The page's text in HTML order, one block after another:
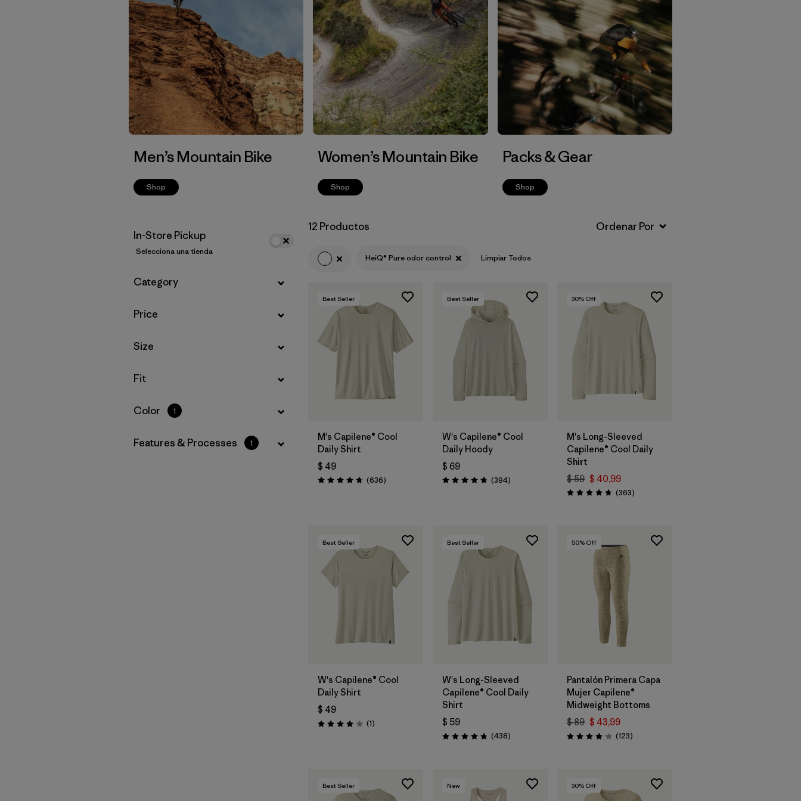
Men’s Mountain Bike
Shop
Women’s Mountain Bike
Shop
Packs & Gear
Shop
In-Store Pickup
Selecciona una tienda
Filtrar por
Category
Filtrar por
Price
Filtrar por
Size
Filtrar por
Fit
Filtrar por
Color 1
Filtrar por
Features & Processes 1
12 Productos
HeiQ® Pure odor control Limpiar Todos
Best Seller
M's Capilene® Cool
Daily Shirt
$ 49
Valoración: 4.7 / 5
(636Comentarios
)
Best Seller
W's Capilene® Cool
Daily Hoody
$ 69
Valoración: 4.7 / 5
(394Comentarios
)
30% Off
M's Long-Sleeved
Capilene® Cool Daily
Shirt
$ 59 $ 40,99
Valoración: 4.7 / 5
(363Comentarios
)
Best Seller
W's Capilene® Cool
Daily Shirt
$ 49
Valoración: 4.0 / 5
(1Comentarios
)
Best Seller
W's Long-Sleeved
Capilene® Cool Daily
Shirt
$ 59
Valoración: 4.7 / 5
(438Comentarios
)
50% Off
Pantalón Primera Capa
Mujer Capilene®
Midweight Bottoms
$ 89 $ 43,99
Valoración: 4.0 / 5
(123Comentarios
)
Best Seller New 30% Off